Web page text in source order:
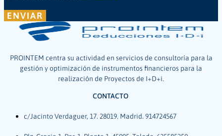
ENVIAR
PROINTEM centra su actividad en servicios de consultoría para la
gestión y optimización de instrumentos financieros para la
realización de Proyectos de I+D+i.
CONTACTO
c/Jacinto Verdaguer, 17. 28019. Madrid. 914724567